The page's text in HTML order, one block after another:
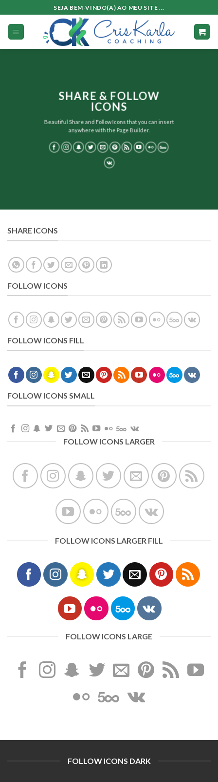
to
content
SEJA BEM-VINDO(A) AO MEU SITE ...
SHARE & FOLLOW
ICONS
Beautiful Share and Follow Icons that you can insert
anywhere with the Page Builder.
SHARE ICONS
FOLLOW ICONS
FOLLOW ICONS FILL
FOLLOW ICONS SMALL
FOLLOW ICONS LARGER
FOLLOW ICONS LARGER FILL
FOLLOW ICONS LARGE
FOLLOW ICONS DARK